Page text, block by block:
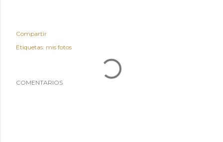
Compartir
Etiquetas: mis fotos
COMENTARIOS